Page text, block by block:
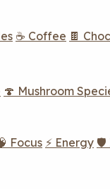
☕ Coffee 🍫
🍄 Mushroom
Focus ⚡ Energy 🛡️